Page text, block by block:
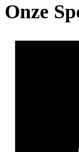
Onze